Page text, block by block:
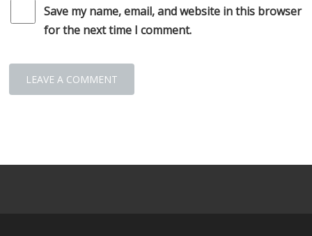
Save my name, email, and website in this browser
for the next time I comment.